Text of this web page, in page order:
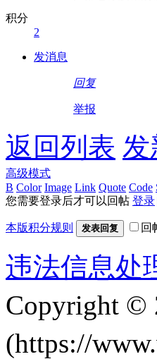
积分
2
发消息
回复
举报
返回列表 发
高级模式
B Color Image Link Quote Code
您需要登录后才可以回帖 登录
本版积分规则 发表回复 回
违法信息处
Copyright ©
(https://